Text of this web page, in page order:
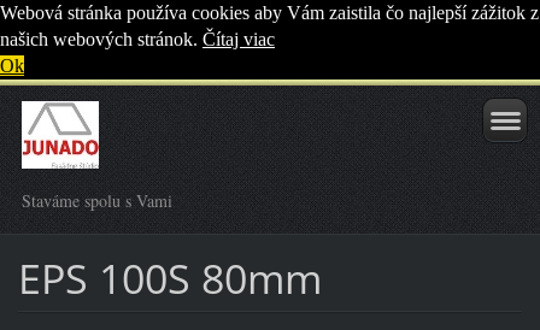
Webová stránka používa cookies aby Vám zaistila čo najlepší zážitok z
našich webových stránok. Čítaj viac
Ok
Staváme spolu s Vami
EPS 100S 80mm